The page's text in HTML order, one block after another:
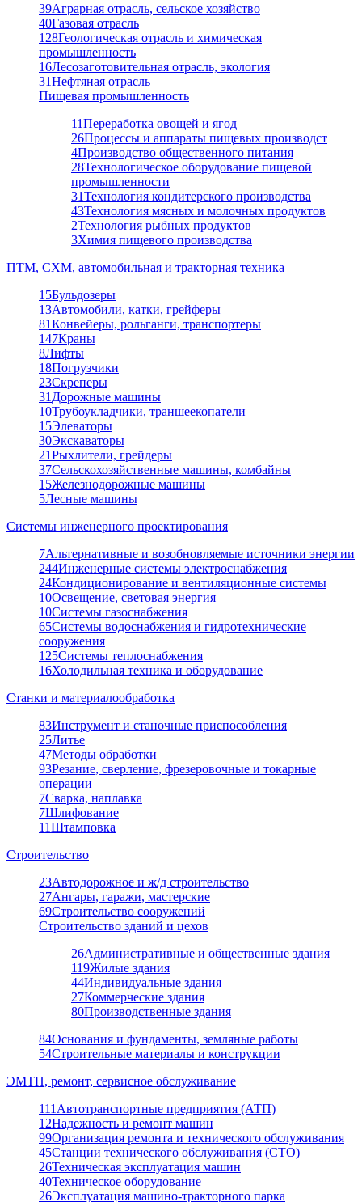
39Аграрная отрасль, сельское хозяйство
40Газовая отрасль
128Геологическая отрасль и химическая
промышленность
16Лесозаготовительная отрасль, экология
31Нефтяная отрасль
Пищевая промышленность
11Переработка овощей и ягод
26Процессы и аппараты пищевых производст
4Производство общественного питания
28Технологическое оборудование пищевой
промышленности
31Технология кондитерского производства
43Технология мясных и молочных продуктов
2Технология рыбных продуктов
3Химия пищевого производства
ПТМ, СХМ, автомобильная и тракторная техника
15Бульдозеры
13Автомобили, катки, грейферы
81Конвейеры, рольганги, транспортеры
147Краны
8Лифты
18Погрузчики
23Скреперы
31 Дорожные машины
10Трубоукладчики, траншеекопатели
15Элеваторы
30Экскаваторы
21Рыхлители, грейдеры
37Сельскохозяйственные машины, комбайны
15Железнодорожные машины
5Лесные машины
Системы инженерного проектирования
7Альтернативные и возобновляемые источники энергии
244Инженерные системы электроснабжения
24Кондиционирование и вентиляционные системы
10Освещение, световая энергия
10Системы газоснабжения
65Системы водоснабжения и гидротехнические
сооружения
125Системы теплоснабжения
16Холодильная техника и оборудование
Станки и материалообработка
83Инструмент и станочные приспособления
25Литье
47Методы обработки
93Резание, сверление, фрезеровочные и токарные
операции
7Сварка, наплавка
7Шлифование
11Штамповка
Строительство
23Автодорожное и ж/д строительство
27Ангары, гаражи, мастерские
69Строительство сооружений
Строительство зданий и цехов
26Административные и общественные здания
119Жилые здания
44Индивидуальные здания
27Коммерческие здания
80Производственные здания
84Основания и фундаменты, земляные работы
54Строительные материалы и конструкции
ЭМТП, ремонт, сервисное обслуживание
111 Автотранспортные предприятия (АТП)
12Надежность и ремонт машин
99Организация ремонта и технического обслуживания
45Станции технического обслуживания (СТО)
26Техническая эксплуатация машин
40Техническое оборудование
26Эксплуатация машино-тракторного парка